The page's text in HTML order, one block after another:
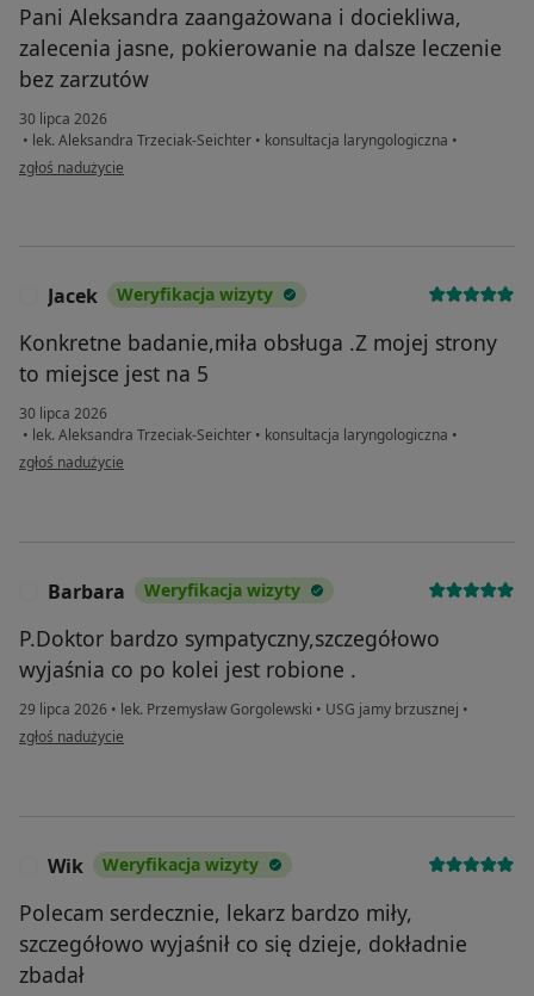
Pani Aleksandra zaangażowana i dociekliwa,
zalecenia jasne, pokierowanie na dalsze leczenie
bez zarzutów
30 lipca 2026
• lek. Aleksandra Trzeciak-Seichter • konsultacja laryngologiczna •
w opinii użytkownika Wiktoria
zgłoś nadużycie
Jacek Weryfikacja wizyty
Konkretne badanie,miła obsługa .Z mojej strony
to miejsce jest na 5
30 lipca 2026
• lek. Aleksandra Trzeciak-Seichter • konsultacja laryngologiczna •
w opinii użytkownika Jacek
zgłoś nadużycie
Barbara Weryfikacja wizyty
P.Doktor bardzo sympatyczny,szczegółowo
wyjaśnia co po kolei jest robione .
29 lipca 2026 • lek. Przemysław Gorgolewski • USG jamy brzusznej •
w opinii użytkownika Barbara
zgłoś nadużycie
Wik Weryfikacja wizyty
Polecam serdecznie, lekarz bardzo miły,
szczegółowo wyjaśnił co się dzieje, dokładnie
zbadał